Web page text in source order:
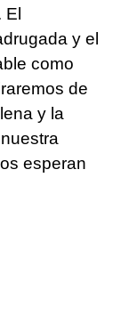
y el
como
de
y la
esperan